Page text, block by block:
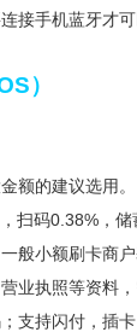
接手机蓝牙才可
）
额的建议选用。
扫码0.38%，
般小额刷卡商户
业执照等资料，
支持闪付，插